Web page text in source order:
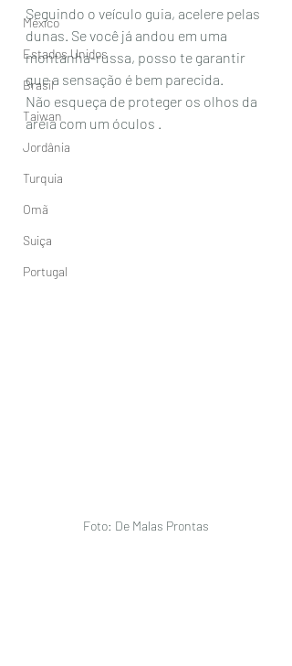
México
Estados Unidos
Brasil
Taiwan
Jordânia
Turquia
Omã
Suiça
Portugal
Seguindo o veículo guia, acelere pelas
dunas. Se você já andou em uma
montanha-russa, posso te garantir
que a sensação é bem parecida.
Não esqueça de proteger os olhos da
areia com um óculos .
Foto: De Malas Prontas